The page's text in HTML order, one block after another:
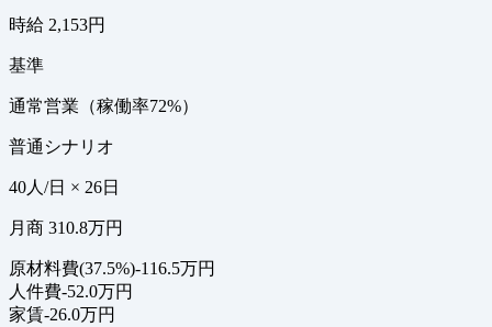
時給 2,153円
基準
通常営業（稼働率72%）
普通シナリオ
40人/日 × 26日
月商 310.8万円
原材料費(37.5%)-116.5万円
人件費-52.0万円
家賃-26.0万円